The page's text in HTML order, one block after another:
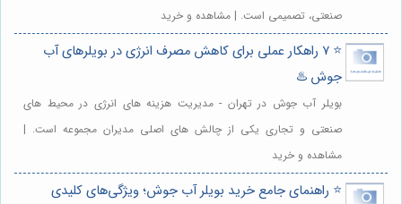
صنعتی، تصمیمی است. | مشاهده و خرید
⭐️ ۷ راهکار عملی برای کاهش مصرف انرژی در بویلرهای آب
جوش ♨️
بویلر آب جوش در تهران - مدیریت هزینه های انرژی در محیط های
صنعتی و تجاری یکی از چالش های اصلی مدیران مجموعه است. |
مشاهده و خرید
⭐️ راهنمای جامع خرید بویلر آب جوش؛ ویژگی‌های کلیدی